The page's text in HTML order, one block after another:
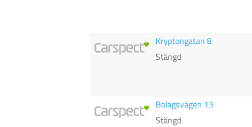
Kryptongatan 8
Stängd
Bolagsvägen 13
Stängd